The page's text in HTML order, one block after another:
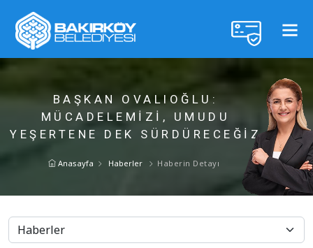
BAŞKAN OVALIOĞLU:
MÜCADELEMİZİ, UMUDU
YEŞERTENE DEK SÜRDÜRECEĞİZ
Anasayfa Haberler Haberin Detayı